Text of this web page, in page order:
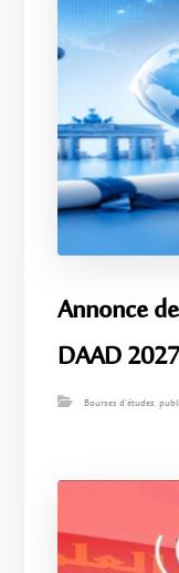
Annonce
DAAD
Bourses d'études,